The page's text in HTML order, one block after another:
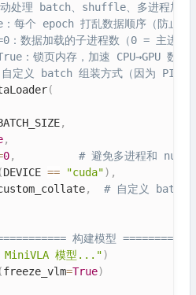
处理 batch、shuffle、多进程加载
个 epoch 打乱数据顺序（防止模
数据加载的子进程数（0 = 主进程
：锁页内存，加速 CPU→GPU 数据
义 batch 组装方式（因为 PIL
(
,
,
0,
# 避免多进程和
(DEVICE == "cuda") ,
,
# 自定义 batch
构建模型
MiniVLA 模型...")
(freeze_vlm=True)